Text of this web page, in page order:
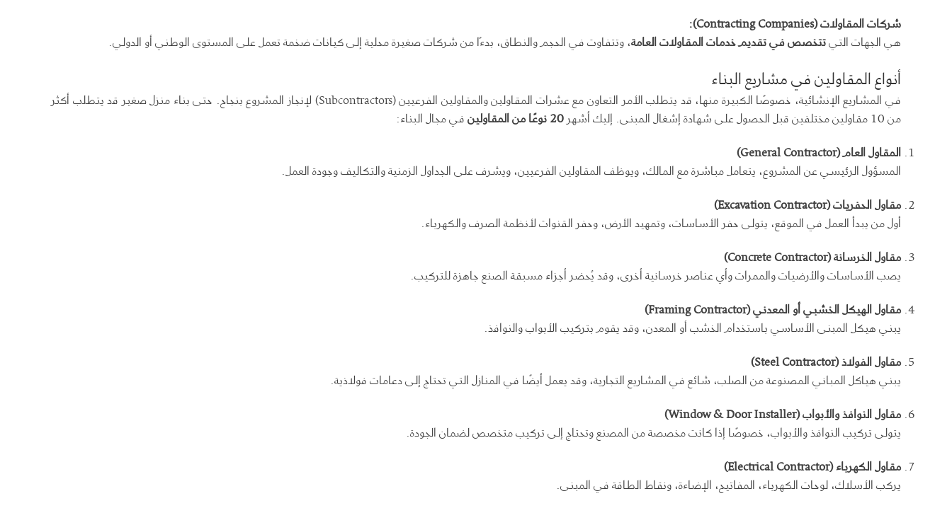
شركات المقاولات(Contracting Companies):
هي الجهات التيتتخصص في تقديم خدمات المقاولات العامة، وتتفاوت في الحجم والنطاق، بدءًا من شركات صغيرة محلية إلى كيانات ضخمة تعمل على المستوى الوطني أو الدولي.
أنواع المقاولين في مشاريع البناء
في المشاريع الإنشائية، خصوصًا الكبيرة منها، قد يتطلب الأمر التعاون مع عشرات المقاولين والمقاولين الفرعيين (Subcontractors) لإنجاز المشروع بنجاح. حتى بناء منزل صغير قد يتطلب أكثر
من 10 مقاولين مختلفين قبل الحصول على شهادة إشغال المبنى. إليك أشهر
20نوعًا من المقاولينفي مجال البناء:
المقاول العام(General Contractor)
المسؤول الرئيسي عن المشروع، يتعامل مباشرة مع المالك، ويوظف المقاولين الفرعيين، ويشرف على الجداول الزمنية والتكاليف وجودة العمل.
مقاول الحفريات(Excavation Contractor)
أول من يبدأ العمل في الموقع، يتولى حفر الأساسات، وتمهيد الأرض، وحفر القنوات لأنظمة الصرف والكهرباء.
مقاول الخرسانة(Concrete Contractor)
يصب الأساسات والأرضيات والممرات وأي عناصر خرسانية أخرى، وقد يُحضر أجزاء مسبقة الصنع جاهزة للتركيب.
مقاول الهيكل الخشبي أو المعدني(Framing Contractor)
يبني هيكل المبنى الأساسي باستخدام الخشب أو المعدن، وقد يقوم بتركيب الأبواب والنوافذ.
مقاول الفولاذ(Steel Contractor)
يبني هياكل المباني المصنوعة من الصلب، شائع في المشاريع التجارية، وقد يعمل أيضًا في المنازل التي تحتاج إلى دعامات فولاذية.
مقاول النوافذ والأبواب(Window & Door Installer)
يتولى تركيب النوافذ والأبواب، خصوصًا إذا كانت مخصصة من المصنع وتحتاج إلى تركيب متخصص لضمان الجودة.
مقاول الكهرباء(Electrical Contractor)
يركب الأسلاك، لوحات الكهرباء، المفاتيح، الإضاءة، ونقاط الطاقة في المبنى.